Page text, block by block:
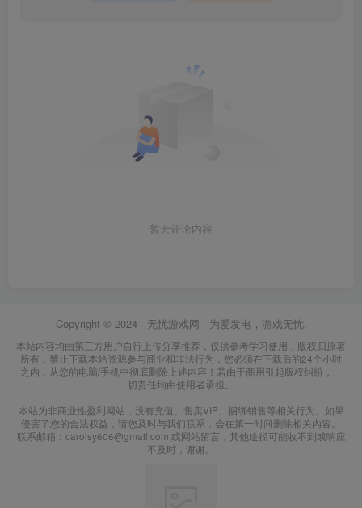
暂无评论内容
Copyright © 2024 · 无忧游戏网 · 为爱发电，游戏无忧.
本站内容均由第三方用户自行上传分享推荐，仅供参考学习使用，版权归原著
所有，禁止下载本站资源参与商业和非法行为，您必须在下载后的24个小时
之内，从您的电脑/手机中彻底删除上述内容！若由于商用引起版权纠纷，一
切责任均由使用者承担。
本站为非商业性盈利网站，没有充值、售卖VIP、捆绑销售等相关行为。如果
侵害了您的合法权益，请您及时与我们联系，会在第一时间删除相关内容。
联系邮箱：carolsy606@gmail.com 或网站留言，其他途径可能收不到或响应
不及时，谢谢。